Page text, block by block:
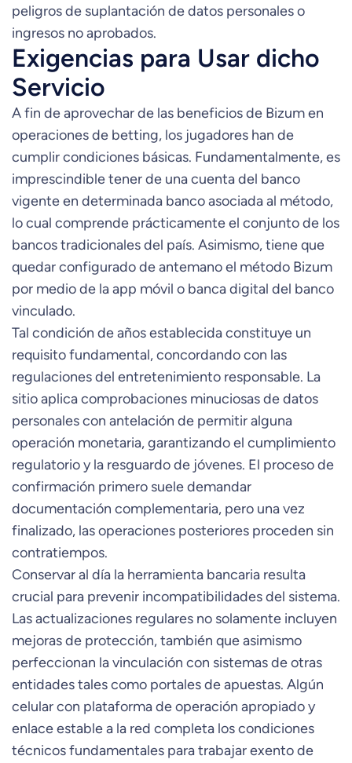
peligros de suplantación de datos personales o
ingresos no aprobados.
Exigencias para Usar dicho
Servicio
A fin de aprovechar de las beneficios de Bizum en
operaciones de betting, los jugadores han de
cumplir condiciones básicas. Fundamentalmente, es
imprescindible tener de una cuenta del banco
vigente en determinada banco asociada al método,
lo cual comprende prácticamente el conjunto de los
bancos tradicionales del país. Asimismo, tiene que
quedar configurado de antemano el método Bizum
por medio de la app móvil o banca digital del banco
vinculado.
Tal condición de años establecida constituye un
requisito fundamental, concordando con las
regulaciones del entretenimiento responsable. La
sitio aplica comprobaciones minuciosas de datos
personales con antelación de permitir alguna
operación monetaria, garantizando el cumplimiento
regulatorio y la resguardo de jóvenes. El proceso de
confirmación primero suele demandar
documentación complementaria, pero una vez
finalizado, las operaciones posteriores proceden sin
contratiempos.
Conservar al día la herramienta bancaria resulta
crucial para prevenir incompatibilidades del sistema.
Las actualizaciones regulares no solamente incluyen
mejoras de protección, también que asimismo
perfeccionan la vinculación con sistemas de otras
entidades tales como portales de apuestas. Algún
celular con plataforma de operación apropiado y
enlace estable a la red completa los condiciones
técnicos fundamentales para trabajar exento de